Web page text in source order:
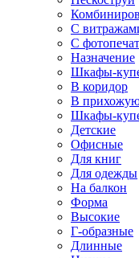
С
С
Назначение
Шкафы-
В коридор
В
Шкафы-
Детские
Офисные
Для книг
Для одежды
На балкон
Форма
Высокие
Г-образные
Длинные